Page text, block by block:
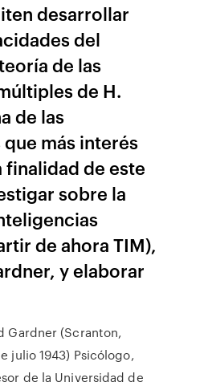
desarrollar
del
de las
de H.
de las
más interés
finalidad de este
sobre la
de ahora TIM),
y elaborar
Gardner (Scranton,
julio 1943) Psicólogo,
de la Universidad de